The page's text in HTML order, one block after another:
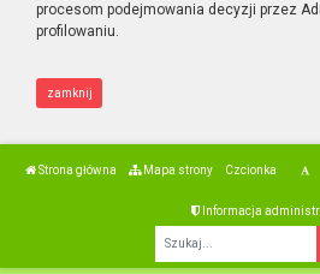
procesom podejmowania decyzji przez
profilowaniu.
zamknij
Strona główna Mapa strony Czcionka
Informacja